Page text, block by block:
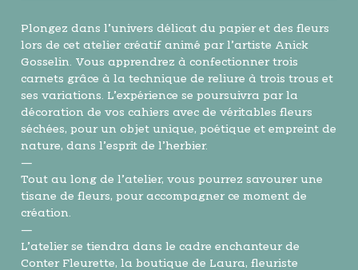
Plongez dans l’univers délicat du papier et des fleurs
lors de cet atelier créatif animé par l’artiste Anick
Gosselin. Vous apprendrez à confectionner trois
carnets grâce à la technique de reliure à trois trous et
ses variations. L’expérience se poursuivra par la
décoration de vos cahiers avec de véritables fleurs
séchées, pour un objet unique, poétique et empreint de
nature, dans l’esprit de l’herbier.
—
Tout au long de l’atelier, vous pourrez savourer une
tisane de fleurs, pour accompagner ce moment de
création.
—
L’atelier se tiendra dans le cadre enchanteur de
Conter Fleurette, la boutique de Laura, fleuriste